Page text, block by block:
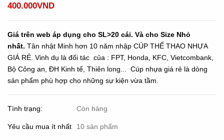
400.000VND
Giá trên web áp dụng cho SL>20 cái. Và cho Size Nhỏ
nhất. Tân nhật Minh hơn 10 năm nhập CÚP THỂ THAO NHỰA
GIÁ RẺ. Vinh dụ là đối tác của : FPT, Honda, KFC, Vietcombank,
Bộ Công an, ĐH Kinh tế, Thiên long... Cúp nhựa giá rẻ là dòng
sản phẩm phù hợp cho những sự kiện vừa tầm.
Tình trạng: Còn hàng
Yêu cầu mua ít nhất 10 sản phẩm